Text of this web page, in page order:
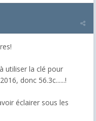
utiliser la clé pour
donc 56.3c......!
éclairer sous les